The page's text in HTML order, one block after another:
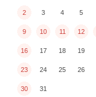
2 3 4 5
9 10 11 12
16 17 18 19
23 24 25 26
30 31